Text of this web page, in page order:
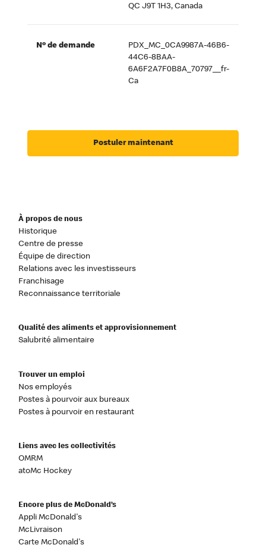
QC J9T 1H3, Canada
Nº de demande
PDX_MC_0CA9987A-46B6-
44C6-8BAA-
6A6F2A7F0B8A_70797__fr-
Ca
Postuler maintenant
À propos de nous
Historique
Centre de presse
Équipe de direction
Relations avec les investisseurs
Franchisage
Reconnaissance territoriale
Qualité des aliments et approvisionnement
Salubrité alimentaire
Trouver un emploi
Nos employés
Postes à pourvoir aux bureaux
Postes à pourvoir en restaurant
Liens avec les collectivités
OMRM
atoMc Hockey
Encore plus de McDonald’s
Appli McDonald's
McLivraison
Carte McDonald's